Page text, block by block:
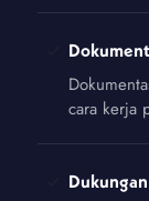
cara kerja